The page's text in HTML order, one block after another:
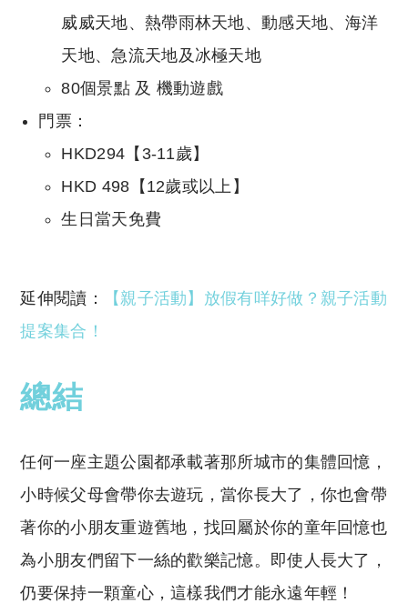
威威天地、熱帶雨林天地、動感天地、海洋
天地、急流天地及冰極天地
80個景點 及 機動遊戲
門票：
HKD294【3-11歲】
HKD 498【12歲或以上】
生日當天免費
延伸閱讀：
【親子活動】放假有咩好做？親子活動
提案集合！
總結
任何一座主題公園都承載著那所城市的集體回憶，
小時候父母會帶你去遊玩，當你長大了，你也會帶
著你的小朋友重遊舊地，找回屬於你的童年回憶也
為小朋友們留下一絲的歡樂記憶。即使人長大了，
仍要保持一顆童心，這樣我們才能永遠年輕！